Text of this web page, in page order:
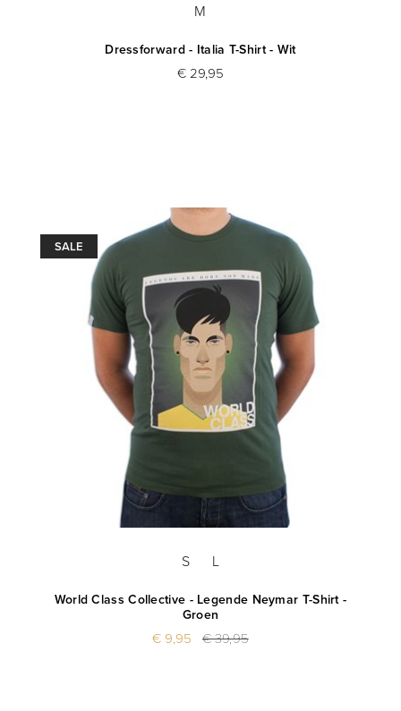
M
Dressforward - Italia T-Shirt - Wit
€ 29,95
SALE
S L
World Class Collective - Legende Neymar T-Shirt -
Groen
€ 9,95 € 39,95